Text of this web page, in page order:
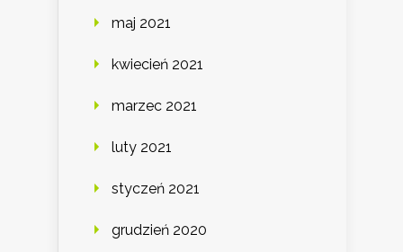
maj 2021
kwiecień 2021
marzec 2021
luty 2021
styczeń 2021
grudzień 2020